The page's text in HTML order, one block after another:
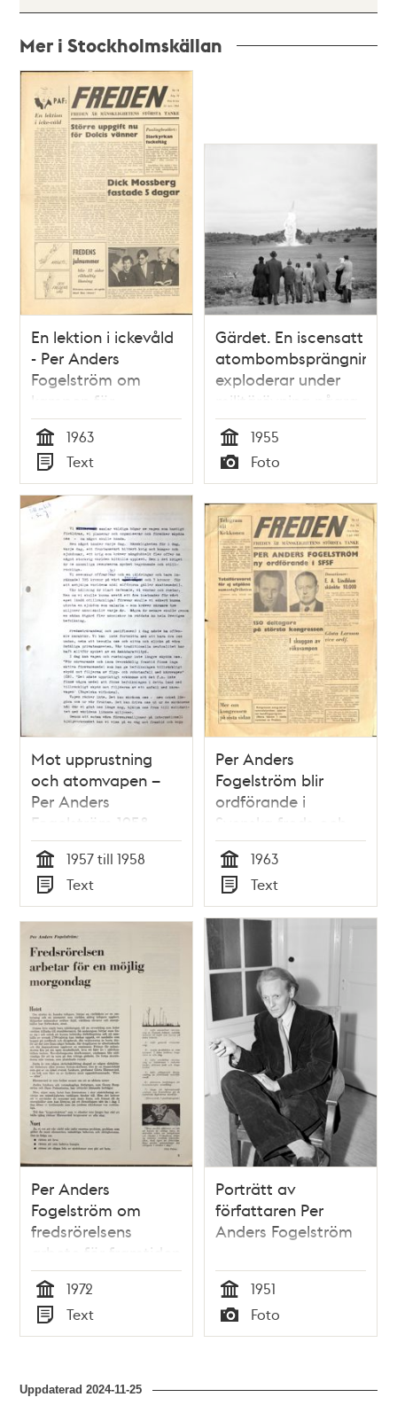
Mer i Stockholmskällan
Relaterade
poster
och
teman
En lektion i ickevåld
- Per Anders
Fogelström om
kampen för
demokrati
Tid
1963
Typ
Text
Gärdet. En iscensatt
atombombsprängning
exploderar under
militärövning några
hundra meter
nedanför Borgen.
Tid
1955
Typ
Foto
Mot upprustning
och atomvapen –
Per Anders
Fogelström 1958
Tid
1957 till 1958
Typ
Text
Per Anders
Fogelström blir
ordförande i
Svenska freds-och
skiljedomsföreningen
1963
Tid
1963
Typ
Text
Per Anders
Fogelström om
fredsrörelsens
arbete för framtiden
Tid
1972
Typ
Text
Porträtt av
författaren Per
Anders Fogelström
Tid
1951
Typ
Foto
Uppdaterad2024-11-25